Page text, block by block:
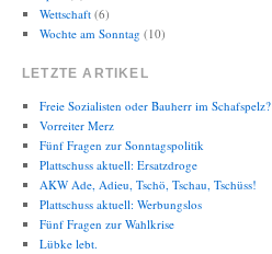
Wettschaft(6)
Wochte am Sonntag (10)
LETZTE ARTIKEL
Freie Sozialisten oder Bauherr im Schafspelz?
Vorreiter Merz
Fünf Fragen zur Sonntagspolitik
Plattschuss aktuell: Ersatzdroge
AKW Ade, Adieu, Tschö, Tschau, Tschüss!
Plattschuss aktuell: Werbungslos
Fünf Fragen zur Wahlkrise
Lübke lebt.